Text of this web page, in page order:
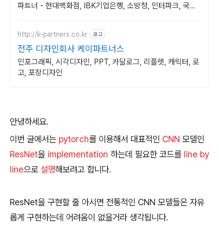
파트너 - 현대백화점, IBK기업은행, 소방청, 인터파크, 국립
http://k-partners.co.kr 광고
전주 디자인회사 케이파트너스
인포그래픽, 시각디자인, PPT, 카달로그, 리플렛, 캐릭터, 로
고, 포장디자인
안녕하세요.
이번 글에서는 pytorch를 이용해서 대표적인 CNN 모델인
ResNet을 implementation 하는데 필요한 코드를 line by
line으로 설명해보려고 합니다.
ResNet을 구현할 줄 아시면 전통적인 CNN 모델들은 자유
롭게 구현하는데 어려움이 없을거라 생각됩니다.